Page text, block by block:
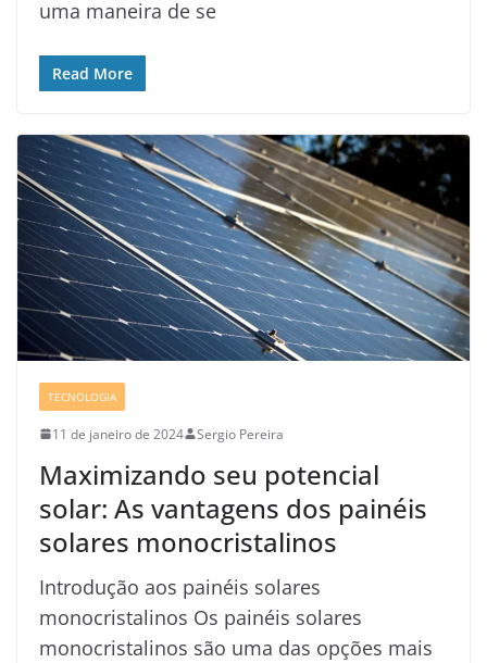
uma maneira de se
Read More
TECNOLOGIA
11 de janeiro de 2024 Sergio Pereira
Maximizando seu potencial
solar: As vantagens dos painéis
solares monocristalinos
Introdução aos painéis solares
monocristalinos Os painéis solares
monocristalinos são uma das opções mais